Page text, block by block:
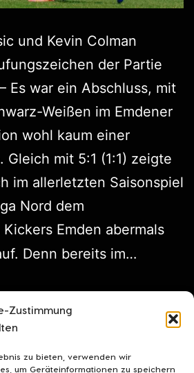
Zustimmung
zu bieten, verwenden wir
um Geräteinformationen zu speichern
und Kevin Colman
der Partie
Es war ein Abschluss, mit
Weißen im Emdener
wohl kaum einer
mit 5:1 (1:1) zeigte
im allerletzten Saisonspiel
Nord dem
Emden abermals
Denn bereits im…